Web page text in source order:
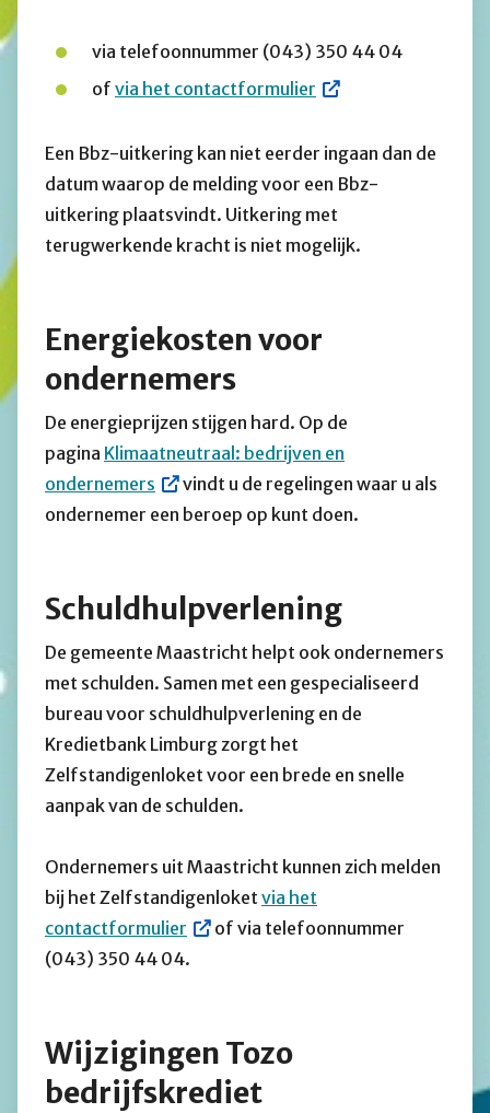
via telefoonnummer (043) 350 44 04
of via het contactformulier
Een Bbz-uitkering kan niet eerder ingaan dan de
datum waarop de melding voor een Bbz-
uitkering plaatsvindt. Uitkering met
terugwerkende kracht is niet mogelijk.
Energiekosten voor
ondernemers
De energieprijzen stijgen hard. Op de
pagina Klimaatneutraal: bedrijven en
ondernemers
vindt u de regelingen waar u als
ondernemer een beroep op kunt doen.
Schuldhulpverlening
De gemeente Maastricht helpt ook ondernemers
met schulden. Samen met een gespecialiseerd
bureau voor schuldhulpverlening en de
Kredietbank Limburg zorgt het
Zelfstandigenloket voor een brede en snelle
aanpak van de schulden.
Ondernemers uit Maastricht kunnen zich melden
bij het Zelfstandigenloket via het
contactformulier
of via telefoonnummer
(043) 350 44 04.
Wijzigingen Tozo
bedrijfskrediet